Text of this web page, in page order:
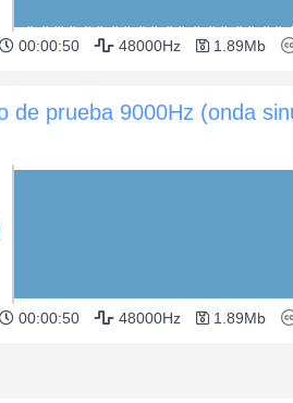
00:00:50 48000Hz 1.89Mb
00:00:50 48000Hz 1.89Mb